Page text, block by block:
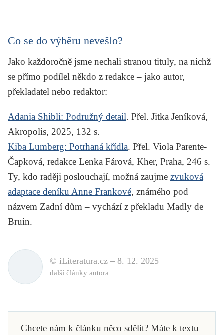
Co se do výběru nevešlo?
Jako každoročně jsme nechali stranou tituly, na nichž
se přímo podílel někdo z redakce – jako autor,
překladatel nebo redaktor:
Adania Shibli: Podružný detail. Přel. Jitka Jeníková,
Akropolis, 2025, 132 s.
Kiba Lumberg: Potrhaná křídla. Přel. Viola Parente-
Čapková, redakce Lenka Fárová, Kher, Praha, 246 s.
Ty, kdo raději poslouchají, možná zaujme zvuková
adaptace deníku Anne Frankové, známého pod
názvem Zadní dům – vychází z překladu Madly de
Bruin.
© iLiteratura.cz – 8. 12. 2025
další články autora
Chcete nám k článku něco sdělit? Máte k textu